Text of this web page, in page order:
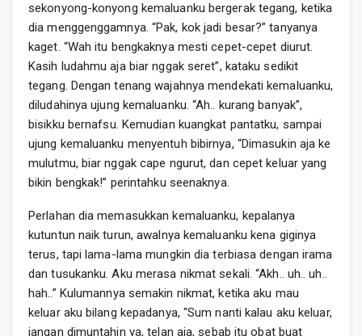
sekonyong-konyong kemaluanku bergerak tegang, ketika
dia menggenggamnya. “Pak, kok jadi besar?” tanyanya
kaget. “Wah itu bengkaknya mesti cepet-cepet diurut.
Kasih ludahmu aja biar nggak seret”, kataku sedikit
tegang. Dengan tenang wajahnya mendekati kemaluanku,
diludahinya ujung kemaluanku. “Ah.. kurang banyak”,
bisikku bernafsu. Kemudian kuangkat pantatku, sampai
ujung kemaluanku menyentuh bibirnya, “Dimasukin aja ke
mulutmu, biar nggak cape ngurut, dan cepet keluar yang
bikin bengkak!” perintahku seenaknya.
Perlahan dia memasukkan kemaluanku, kepalanya
kutuntun naik turun, awalnya kemaluanku kena giginya
terus, tapi lama-lama mungkin dia terbiasa dengan irama
dan tusukanku. Aku merasa nikmat sekali. “Akh.. uh.. uh..
hah..” Kulumannya semakin nikmat, ketika aku mau
keluar aku bilang kepadanya, “Sum nanti kalau aku keluar,
jangan dimuntahin ya, telan aja, sebab itu obat buat